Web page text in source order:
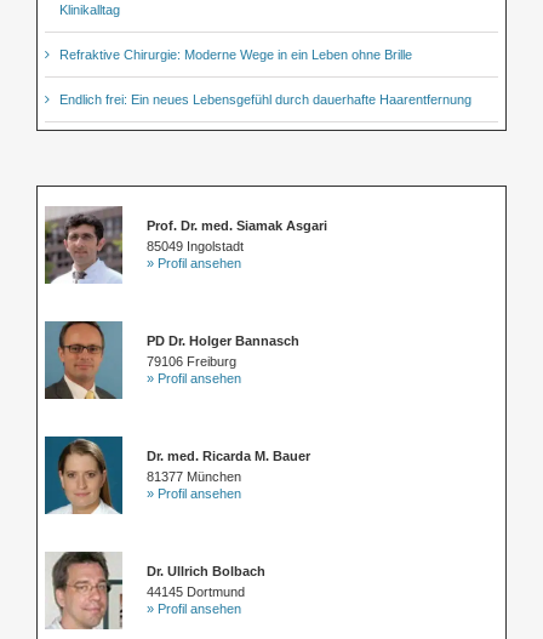
Klinikalltag
Refraktive Chirurgie: Moderne Wege in ein Leben ohne Brille
Endlich frei: Ein neues Lebensgefühl durch dauerhafte Haarentfernung
Prof. Dr. med. Siamak Asgari
85049 Ingolstadt
» Profil ansehen
PD Dr. Holger Bannasch
79106 Freiburg
» Profil ansehen
Dr. med. Ricarda M. Bauer
81377 München
» Profil ansehen
Dr. Ullrich Bolbach
44145 Dortmund
» Profil ansehen